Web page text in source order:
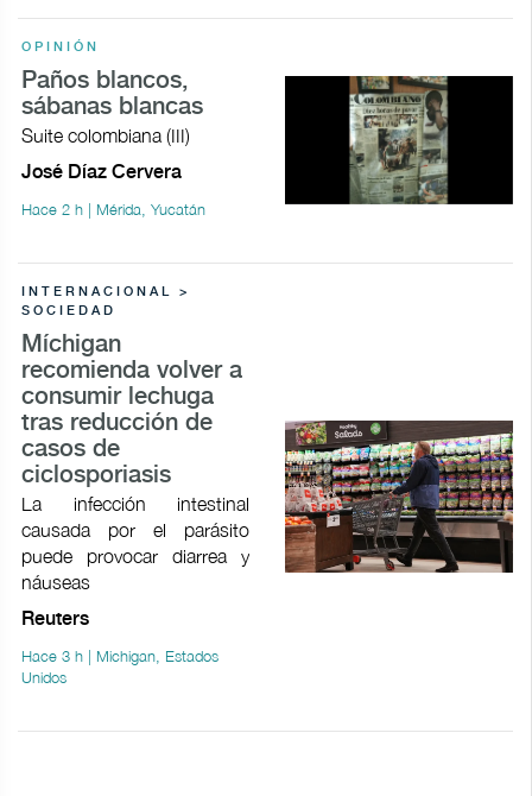
OPINIÓN
Paños blancos,
sábanas blancas
Suite colombiana (III)
José Díaz Cervera
Hace 2 h | Mérida, Yucatán
INTERNACIONAL >
SOCIEDAD
Míchigan
recomienda volver a
consumir lechuga
tras reducción de
casos de
ciclosporiasis
La infección intestinal
causada por el parásito
puede provocar ​diarrea y
náuseas
Reuters
Hace 3 h | Michigan, Estados
Unidos